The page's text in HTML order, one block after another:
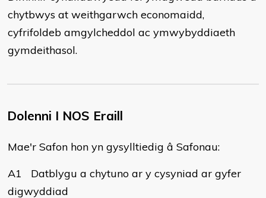
chytbwys at weithgarwch economaidd,
cyfrifoldeb amgylcheddol ac ymwybyddiaeth
gymdeithasol.
Dolenni I NOS Eraill
Mae'r Safon hon yn gysylltiedig â Safonau:
A1 Datblygu a chytuno ar y cysyniad ar gyfer
digwyddiad